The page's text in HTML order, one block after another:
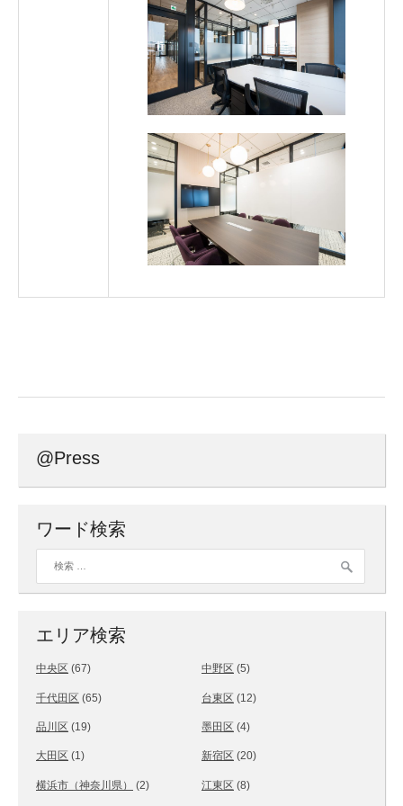
@Press
ワード検索
エリア検索
中央区 (67) 中野区 (5)
千代田区 (65) 台東区 (12)
品川区 (19) 墨田区 (4)
大田区 (1) 新宿区 (20)
横浜市（神奈川県） (2) 江東区 (8)